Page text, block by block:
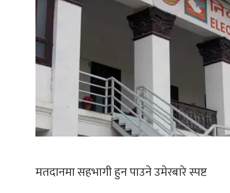
मतदानमा सहभागी हुन पाउने उमेरबारे स्पष्ट